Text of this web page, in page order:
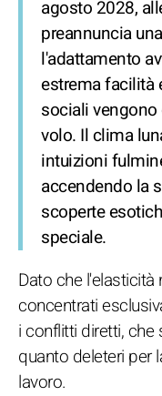
agosto 2028,
preannuncia
l'adattamento
estrema facilità
sociali
volo. Il clima
intuizioni
accendendo la
scoperte
speciale.
Dato che
concentrati
i conflitti diretti, che
quanto deleteri per
lavoro.